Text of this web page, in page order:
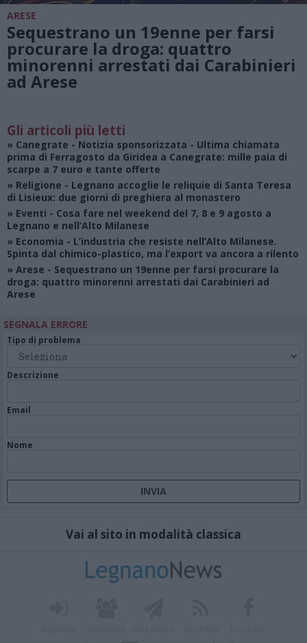
ARESE
Sequestrano un 19enne per farsi
procurare la droga: quattro
minorenni arrestati dai Carabinieri
ad Arese
Gli articoli più letti
» Canegrate - Notizia sponsorizzata - Ultima chiamata
prima di Ferragosto da Giridea a Canegrate: mille paia di
scarpe a 7 euro e tante offerte
» Religione - Legnano accoglie le reliquie di Santa Teresa
di Lisieux: due giorni di preghiera al monastero
» Eventi - Cosa fare nel weekend del 7, 8 e 9 agosto a
Legnano e nell’Alto Milanese
» Economia - L’industria che resiste nell’Alto Milanese.
Spinta dal chimico-plastico, ma l’export va ancora a rilento
» Arese - Sequestrano un 19enne per farsi procurare la
droga: quattro minorenni arrestati dai Carabinieri ad
Arese
SEGNALA ERRORE
Tipo di problema
Descrizione
Email
Nome
Vai al sito in modalità classica